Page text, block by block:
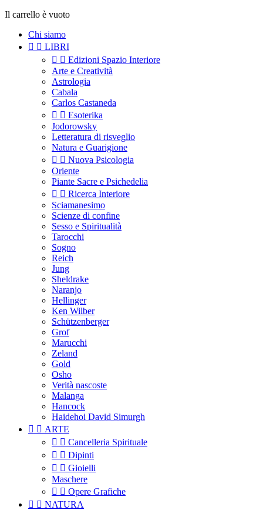
Il carrello è vuoto
Chi siamo
  LIBRI
  Edizioni Spazio Interiore
Arte e Creatività
Astrologia
Cabala
Carlos Castaneda
  Esoterika
Jodorowsky
Letteratura di risveglio
Natura e Guarigione
  Nuova Psicologia
Oriente
Piante Sacre e Psichedelia
  Ricerca Interiore
Sciamanesimo
Scienze di confine
Sesso e Spiritualità
Tarocchi
Sogno
Reich
Jung
Sheldrake
Naranjo
Hellinger
Ken Wilber
Schützenberger
Grof
Marucchi
Zeland
Gold
Osho
Verità nascoste
Malanga
Hancock
Haidehoi David Simurgh
  ARTE
  Cancelleria Spirituale
  Dipinti
  Gioielli
Maschere
  Opere Grafiche
  NATURA